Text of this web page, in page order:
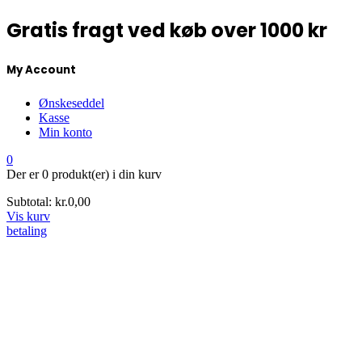
Gratis fragt ved køb over 1000 kr
My Account
Ønskeseddel
Kasse
Min konto
0
Der er0 produkt(er) i din kurv
Subtotal: kr.0,00
Vis kurv
betaling